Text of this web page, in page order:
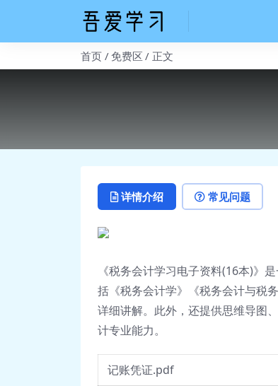
首页 免费区 正文
详情介绍 常见问题
《税务会计学习电子资料(16本)》
括《税务会计学》《税务会计与税
详细讲解。此外，还提供思维导图
计专业能力。
记账凭证.pdf